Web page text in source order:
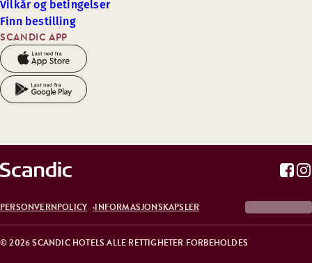
SCANDIC APP
Vilkår og betingelser
Finn bestilling
© 2026 SCANDIC HOTELS ALLE RETTIGHETER FORBEHOLDES
PERSONVERNPOLICY INFORMASJONSKAPSLER